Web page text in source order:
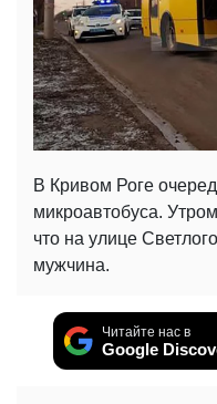
В Кривом Роге
микроавтобуса.
что на улице
мужчина.
Читайте нас в
Google